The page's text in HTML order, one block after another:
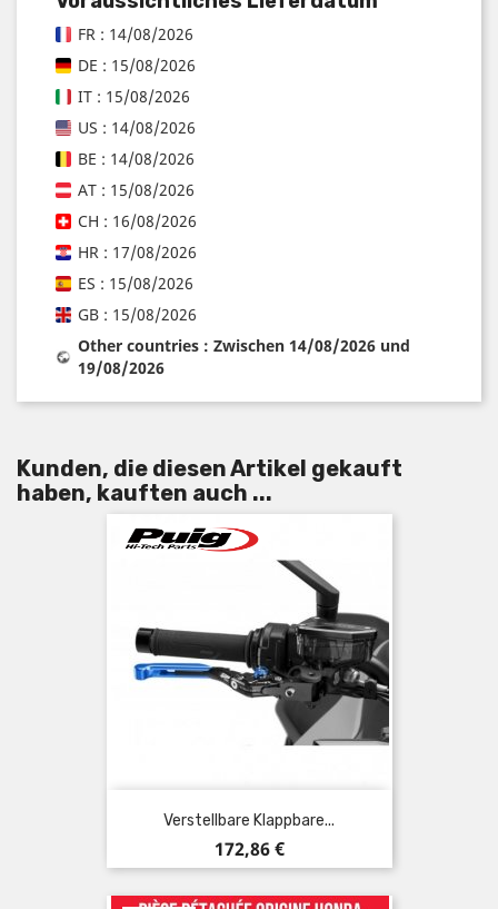
FR : 14/08/2026
DE : 15/08/2026
IT : 15/08/2026
US : 14/08/2026
BE : 14/08/2026
AT : 15/08/2026
CH : 16/08/2026
HR : 17/08/2026
ES : 15/08/2026
GB : 15/08/2026
Other countries : Zwischen 14/08/2026 und
19/08/2026
Kunden, die diesen Artikel gekauft
haben, kauften auch ...
Verstellbare Klappbare...
Preis
172,86 €